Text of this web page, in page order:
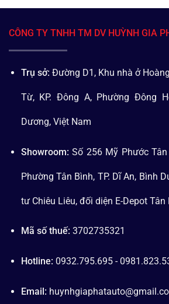
CÔNG TY TNHH TM DV HUỲNH GIA
Trụ sở: Đường D1, Khu nhà ở
Từ, KP. Đông A, Phường Đông
Dương, Việt Nam
Showroom: Số 256 Mỹ Phước Tân
Phường Tân Bình, TP. Dĩ An, Bình
tư Chiêu Liêu, đối diện E-Depot Tân
Mã số thuế: 3702735321
Hotline: 0932.795.695 -
Email: